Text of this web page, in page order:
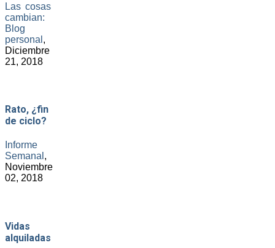
Las cosas
cambian:
Blog
personal ,
Diciembre
21, 2018
Rato, ¿fin
de ciclo?
Informe
Semanal ,
Noviembre
02, 2018
Vidas
alquiladas